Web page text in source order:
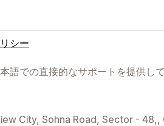
シー
語での直接的なサポートを提供して
City, Sohna Road, Sector - 48,,